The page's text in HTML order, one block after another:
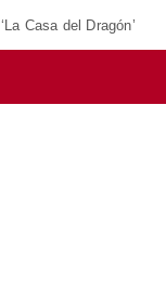
‘La Casa del Dragón’